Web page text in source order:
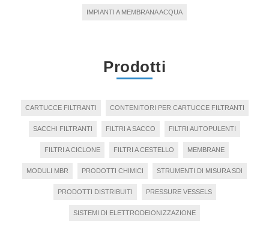
IMPIANTI A MEMBRANA ACQUA
Prodotti
CARTUCCE FILTRANTI CONTENITORI PER CARTUCCE FILTRANTI
SACCHI FILTRANTI FILTRI A SACCO FILTRI AUTOPULENTI
FILTRI A CICLONE FILTRI A CESTELLO MEMBRANE
MODULI MBR PRODOTTI CHIMICI STRUMENTI DI MISURA SDI
PRODOTTI DISTRIBUITI PRESSURE VESSELS
SISTEMI DI ELETTRODEIONIZZAZIONE